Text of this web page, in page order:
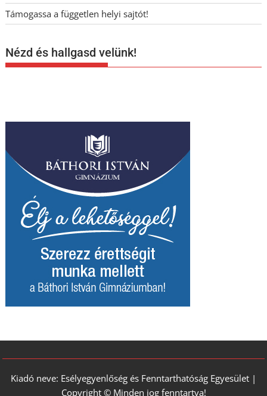
Támogassa a független helyi sajtót!
Nézd és hallgasd velünk!
Kiadó neve: Esélyegyenlőség és Fenntarthatóság Egyesület |
Copyright © Minden jog fenntartva!